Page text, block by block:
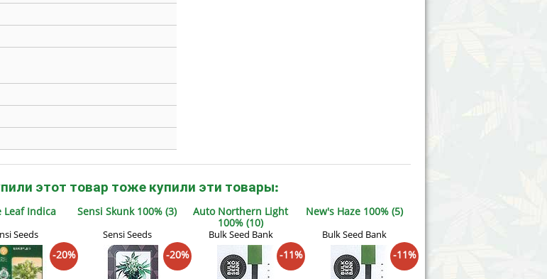
этот товар тоже купили эти товары:
Leaf Indica
Seeds
-20%
Sensi Skunk 100% (3)
Sensi Seeds
-20%
Auto Northern Light
100% (10)
Bulk Seed Bank
-11%
New's Haze 100% (5)
Bulk Seed Bank
-11%